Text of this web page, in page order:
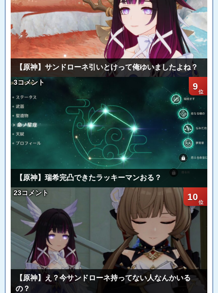
【原神】サンドローネ引いとけって俺ゆいましたよね？
9
3コメント
【原神】瑞希完凸できたラッキーマンおる？
10
23コメント
【原神】え？今サンドローネ持ってない人なんかいる
の？